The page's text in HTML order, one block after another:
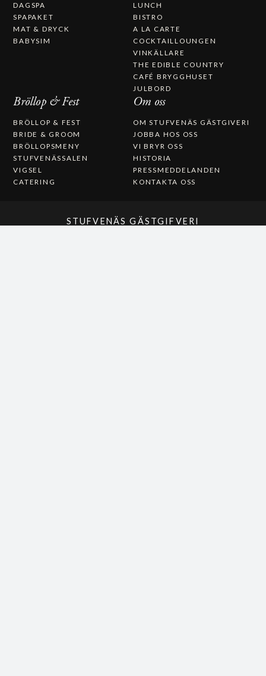
DAGSPA
SPAPAKET
MAT & DRYCK
BABYSIM
LUNCH
BISTRO
A LA CARTE
COCKTAILLOUNGEN
VINKÄLLARE
THE EDIBLE COUNTRY
CAFÉ BRYGGHUSET
JULBORD
Bröllop & Fest
BRÖLLOP & FEST
BRIDE & GROOM
BRÖLLOPSMENY
STUFVENÄSSALEN
VIGSEL
CATERING
Om oss
OM STUFVENÄS GÄSTGIVERI
JOBBA HOS OSS
VI BRYR OSS
HISTORIA
PRESSMEDDELANDEN
KONTAKTA OSS
STUFVENÄS GÄSTGIFVERI